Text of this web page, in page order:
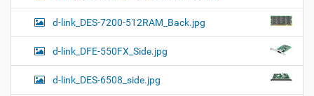
d-link_DES-7200-512RAM_Back.jpg
d-link_DFE-550FX_Side.jpg
d-link_DES-6508_side.jpg